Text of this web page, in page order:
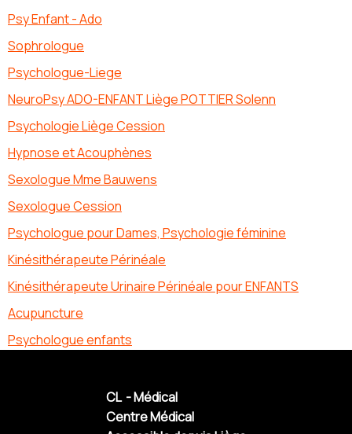
Psy Enfant - Ado
Sophrologue
Psychologue-Liege
NeuroPsy ADO-ENFANT Liège POTTIER Solenn
Psychologie Liège Cession
Hypnose et Acouphènes
Sexologue Mme Bauwens
Sexologue Cession
Psychologue pour Dames, Psychologie féminine
Kinésithérapeute Périnéale
Kinésithérapeute Urinaire Périnéale pour ENFANTS
Acupuncture
Psychologue enfants
CL - Médical
Centre Médical